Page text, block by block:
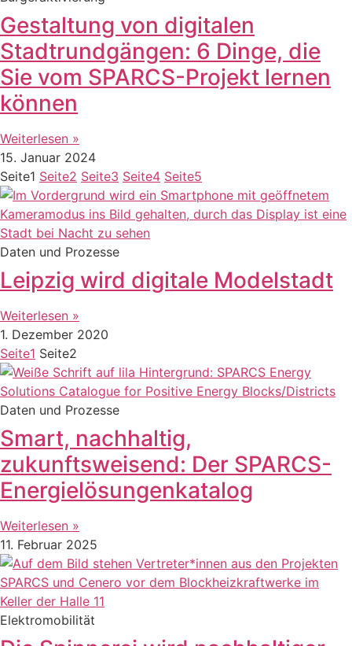
Gestaltung von digitalen
Stadtrundgängen: 6 Dinge, die
Sie vom SPARCS-Projekt lernen
können
Weiterlesen »
15. Januar 2024
Seite1 Seite2 Seite3 Seite4 Seite5
Daten und Prozesse
Leipzig wird digitale Modelstadt
Weiterlesen »
1. Dezember 2020
Seite1 Seite2
Daten und Prozesse
Smart, nachhaltig,
zukunftsweisend: Der SPARCS-
Energielösungenkatalog
Weiterlesen »
11. Februar 2025
Elektromobilität